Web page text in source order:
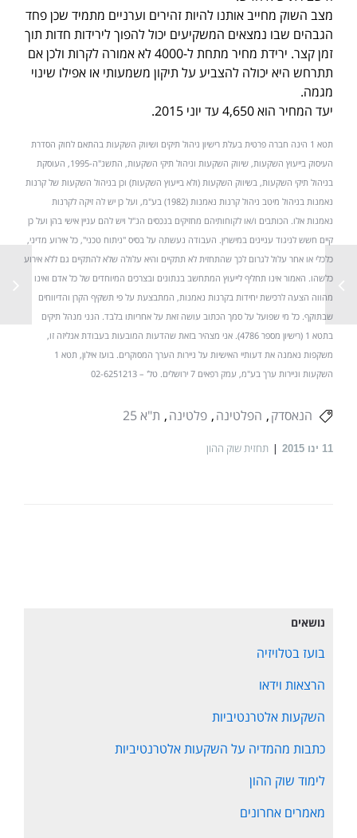
מצב השוק מחייב אותנו להיות זהירים וערניים מתמיד שכן פחד
הגבהים שבו נמצאים המשקיעים יכול להפוך לירידות חדות תוך
זמן קצר. ירידת מחיר מתחת ל-4000 לא אמורה לקרות ולכן אם
תתרחש היא יכולה להצביע על תיקון משמעותי או אפילו שינוי
מגמה.
יעד המחיר הוא 4,650 עד יוני 2015.
תטא 1 הינה חברה פרטית בעלת רישיון ניהול תיקים ושיווק השקעות בהתאם לחוק הסדרת
העיסוק בייעוץ השקעות, שיווק השקעות וניהול תיקי השקעות, התשנ"ה-1995, העוסקת
בניהול תיקי השקעות, בשיווק השקעות (ולא בייעוץ השקעות) וכן בניהול השקעות של קרנות
נאמנות בניהול מיטב ניהול קרנות נאמנות (1982) בע"מ, ועל כן יש לה זיקה לקרנות
נאמנות אלו. הכותבים ו/או לקוחותיהם מחזיקים בנכסים הנ"ל ויש להם עניין אישי בהן ועל כן
קיים חשש לניגוד עניינים במישרין. העבודה נעשתה על בסיס "ניתוח טכני", כל אירוע מדיני,
כלכלי או אחר עלול לגרום לכך שהתחזית לא תתקיים והיא עלולה שלא להתקיים גם ללא אירוע
כלשהו. האמור אינו תחליף לייעוץ המתחשב בנתונים ובצרכים המיוחדים של כל אדם ואינו
מהווה הצעה לרכישת יחידות בקרנות נאמנות, המתבצעת על פי תשקיף הקרן והדיווחים
שבתוקף. כל מי שפועל על סמך הכתוב עושה זאת על אחריותו בלבד. הנני מנהל תיקים
בתטא 1 (רישיון מספר 4786). אני מצהיר בזאת שהדעות המובעות בעבודת אנליזה זו,
משקפות נאמנה את דעותיי האישיות על ניירות הערך המסוקרים. בועז אילון, תטא 1
השקעות וניירות ערך בע"מ, עמק רפאים 7 ירושלים. טל' – 02-6251213
הנאסדק הפלטינה פלטינה ת"א 25
11 ינו 2015 תחזית שוק ההון
נושאים
בועז בטלויזיה
הרצאות וידאו
השקעות אלטרנטיביות
כתבות מהמדיה על השקעות אלטרנטיביות
לימוד שוק ההון
מאמרים אחרונים